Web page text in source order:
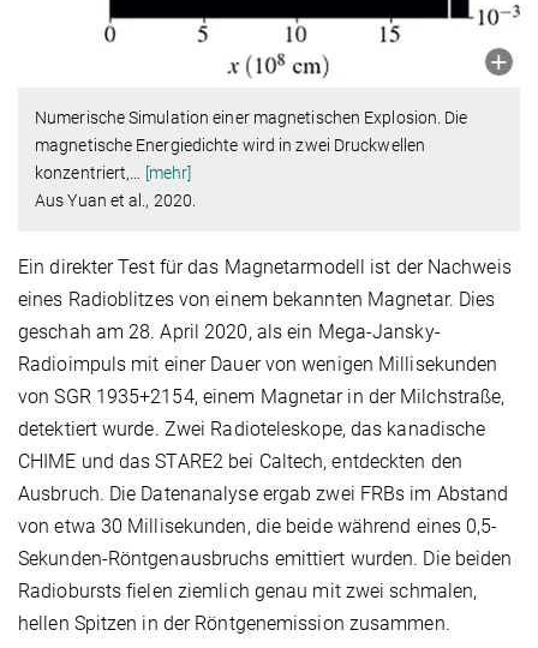
Numerische Simulation einer magnetischen Explosion. Die
magnetische Energiedichte wird in zwei Druckwellen
konzentriert,… [mehr]
Aus Yuan et al., 2020.
Ein direkter Test für das Magnetarmodell ist der Nachweis
eines Radioblitzes von einem bekannten Magnetar. Dies
geschah am 28. April 2020, als ein Mega-Jansky-
Radioimpuls mit einer Dauer von wenigen Millisekunden
von SGR 1935+2154, einem Magnetar in der Milchstraße,
detektiert wurde. Zwei Radioteleskope, das kanadische
CHIME und das STARE2 bei Caltech, entdeckten den
Ausbruch. Die Datenanalyse ergab zwei FRBs im Abstand
von etwa 30 Millisekunden, die beide während eines 0,5-
Sekunden-Röntgenausbruchs emittiert wurden. Die beiden
Radiobursts fielen ziemlich genau mit zwei schmalen,
hellen Spitzen in der Röntgenemission zusammen.